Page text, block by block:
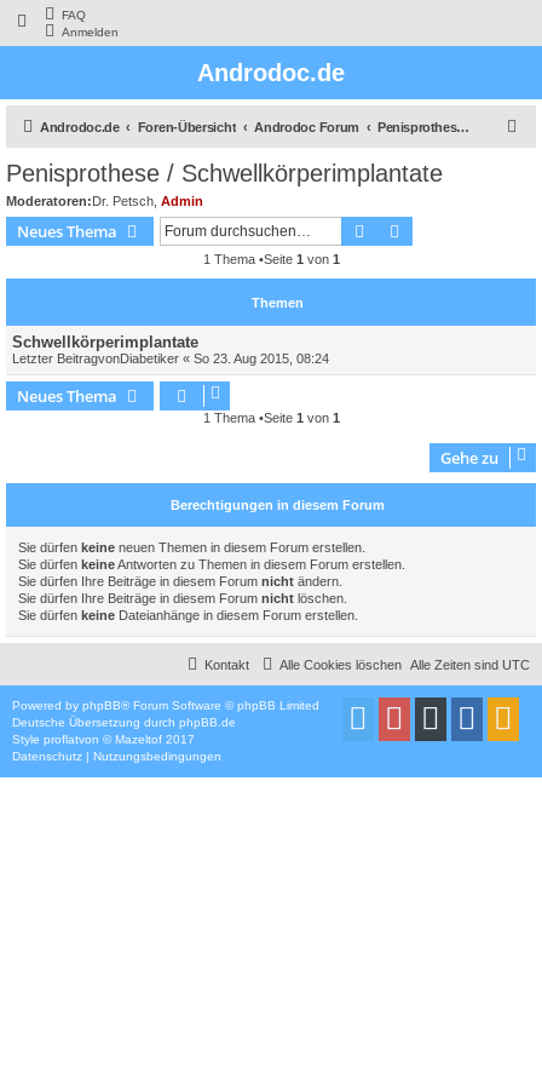
FAQ
Anmelden
Androdoc.de
Androdoc.de Foren-Übersicht Androdoc Forum Penisprothese / Schwellkörperimplantate
Penisprothese / Schwellkörperimplantate
Moderatoren:Dr. Petsch Admin
Neues Thema Suche
1 Thema •Seite 1 von 1
Themen
Schwellkörperimplantate
Letzter BeitragvonDiabetiker « So 23. Aug 2015, 08:24
Neues Thema
1 Thema •Seite 1 von 1
Gehe zu
Berechtigungen in diesem Forum
Sie dürfen keine neuen Themen in diesem Forum erstellen.
Sie dürfen keineAntworten zu Themen in diesem Forum erstellen.
Sie dürfen Ihre Beiträge in diesem Forum nicht ändern.
Sie dürfen Ihre Beiträge in diesem Forum nicht löschen.
Sie dürfen keine Dateianhänge in diesem Forum erstellen.
Alle Zeiten sind UTC
Alle Cookies löschen
Kontakt
Powered by phpBB® Forum Software © phpBB Limited
Deutsche Übersetzung durch phpBB.de
Style proflatvon ©Mazeltof 2017
Datenschutz | Nutzungsbedingungen